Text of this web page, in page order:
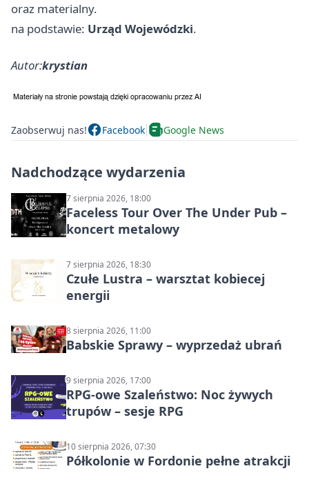
oraz materialny.
na podstawie: Urząd Wojewódzki.
Autor:krystian
Zaobserwuj nas! Facebook Google News
Nadchodzące wydarzenia
7 sierpnia 2026, 18:00
Faceless Tour Over The Under Pub –
koncert metalowy
7 sierpnia 2026, 18:30
Czułe Lustra – warsztat kobiecej
energii
8 sierpnia 2026, 11:00
Babskie Sprawy – wyprzedaż ubrań
9 sierpnia 2026, 17:00
RPG-owe Szaleństwo: Noc żywych
trupów – sesje RPG
10 sierpnia 2026, 07:30
Półkolonie w Fordonie pełne atrakcji